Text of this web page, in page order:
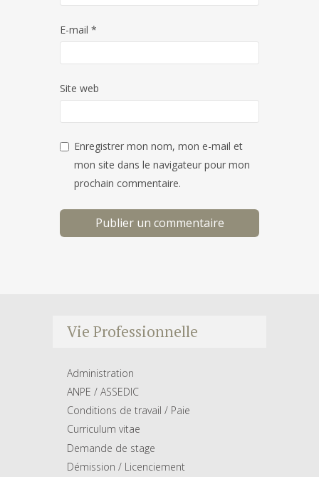
E-mail *
Site web
Enregistrer mon nom, mon e-mail et
mon site dans le navigateur pour mon
prochain commentaire.
Vie Professionnelle
Administration
ANPE / ASSEDIC
Conditions de travail / Paie
Curriculum vitae
Demande de stage
Démission / Licenciement